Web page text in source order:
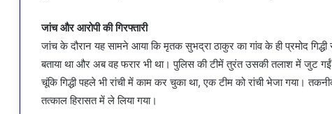
जांच और आरोपी की गिरफ्तारी
जांच के दौरान यह सामने आया कि मृतक सुभद्रा ठाकुर का गांव के ही प्रमोद
बताया था और अब वह फरार भी था। पुलिस की टीमें तुरंत उसकी तलाश में जुट गईं
चूंकि गिद्धी पहले भी रांची में काम कर चुका था, एक टीम को रांची भेजा गया।
तत्काल हिरासत में ले लिया गया।